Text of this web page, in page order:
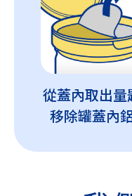
從蓋內取出量
移除罐蓋內